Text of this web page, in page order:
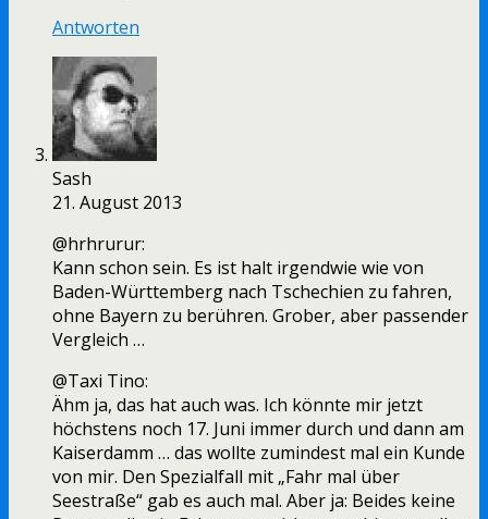
Antworten
Sash
21. August 2013
@hrhrurur:
Kann schon sein. Es ist halt irgendwie wie von
Baden-Württemberg nach Tschechien zu fahren,
ohne Bayern zu berühren. Grober, aber passender
Vergleich …
@Taxi Tino:
Ähm ja, das hat auch was. Ich könnte mir jetzt
höchstens noch 17. Juni immer durch und dann am
Kaiserdamm … das wollte zumindest mal ein Kunde
von mir. Den Spezialfall mit „Fahr mal über
Seestraße“ gab es auch mal. Aber ja: Beides keine